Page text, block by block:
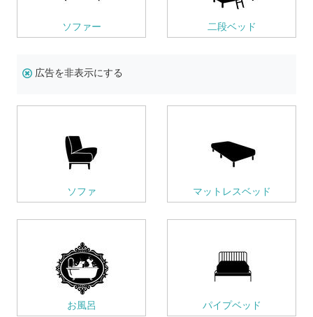
ソファー 二段ベッド
広告を非表示にする
ソファ マットレスベッド
お風呂 パイプベッド